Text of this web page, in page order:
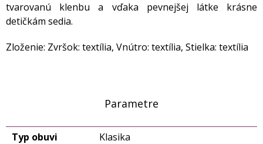
tvarovanú klenbu a vďaka pevnejšej látke krásne
detičkám sedia.
Zloženie: Zvršok: textília, Vnútro: textília, Stielka: textília
Parametre
Typ obuvi
Klasika